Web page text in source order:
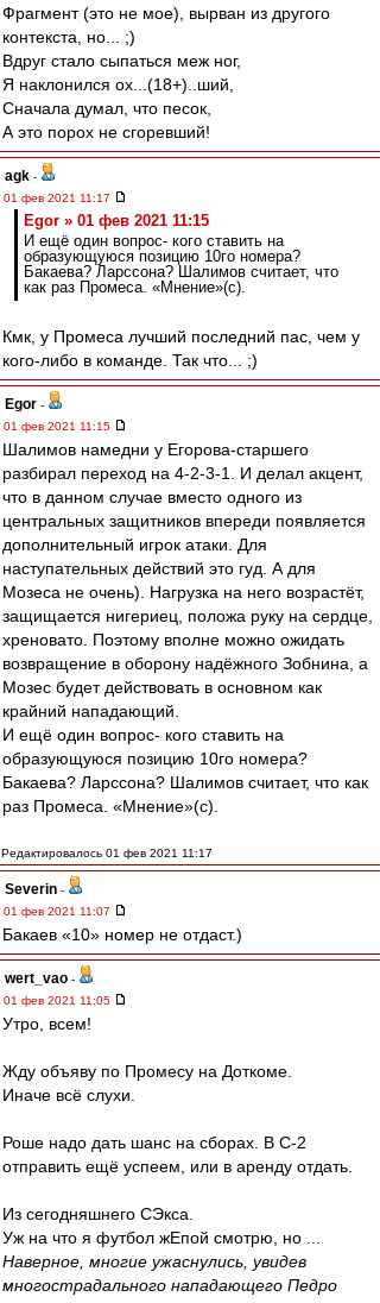
Фрагмент (это не мое), вырван из другого
контекста, но... ;)
Вдруг стало сыпаться меж ног,
Я наклонился ох...(18+)..ший,
Сначала думал, что песок,
А это порох не сгоревший!
agk -
01 фев 2021 11:17
Egor » 01 фев 2021 11:15
И ещё один вопрос- кого ставить на
образующуюся позицию 10го номера?
Бакаева? Ларссона? Шалимов считает, что
как раз Промеса. «Мнение»(с).
Кмк, у Промеса лучший последний пас, чем у
кого-либо в команде. Так что... ;)
Egor -
01 фев 2021 11:15
Шалимов намедни у Егорова-старшего
разбирал переход на 4-2-3-1. И делал акцент,
что в данном случае вместо одного из
центральных защитников впереди появляется
дополнительный игрок атаки. Для
наступательных действий это гуд. А для
Мозеса не очень). Нагрузка на него возрастёт,
защищается нигериец, положа руку на сердце,
хреновато. Поэтому вполне можно ожидать
возвращение в оборону надёжного Зобнина, а
Мозес будет действовать в основном как
крайний нападающий.
И ещё один вопрос- кого ставить на
образующуюся позицию 10го номера?
Бакаева? Ларссона? Шалимов считает, что как
раз Промеса. «Мнение»(с).
Редактировалось 01 фев 2021 11:17
Severin -
01 фев 2021 11:07
Бакаев «10» номер не отдаст.)
wert_vao -
01 фев 2021 11:05
Утро, всем!
Жду объяву по Промесу на Доткоме.
Иначе всё слухи.
Роше надо дать шанс на сборах. В С-2
отправить ещё успеем, или в аренду отдать.
Из сегодняшнего СЭкса.
Уж на что я футбол жЕпой смотрю, но ...
Наверное, многие ужаснулись, увидев
многострадального нападающего Педро